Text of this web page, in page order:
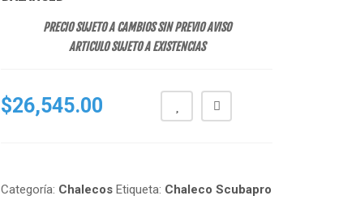
PRECIO SUJETO A CAMBIOS SIN PREVIO AVISO
ARTICULO SUJETO A EXISTENCIAS
$26,545.00
Categoría: Chalecos Etiqueta: Chaleco Scubapro